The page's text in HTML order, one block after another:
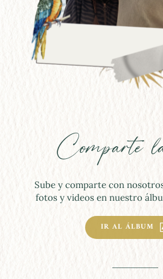
Comparte
Sube y comparte con
fotos y videos en nuestro
IR AL ÁLBUM